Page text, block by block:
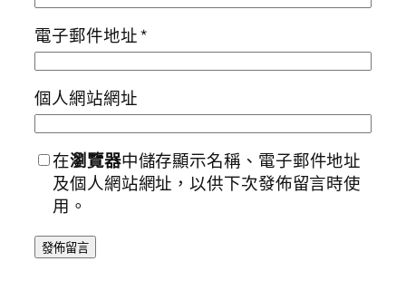
電子郵件地址*
個人網站網址
在瀏覽器中儲存顯示名稱、電子郵件地址
及個人網站網址，以供下次發佈留言時使
用。